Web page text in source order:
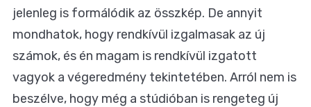
jelenleg is formálódik az összkép. De annyit
mondhatok, hogy rendkívül izgalmasak az új
számok, és én magam is rendkívül izgatott
vagyok a végeredmény tekintetében. Arról nem is
beszélve, hogy még a stúdióban is rengeteg új